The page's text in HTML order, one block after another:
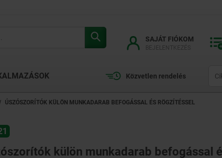
SAJÁT FIÓKOM
Közvetlen rendelés
ÚSZÓSZORÍTÓK KÜLÖN MUNKADARAB BEFOGÁSSAL ÉS RÖGZÍTÉSSEL
külön munkadarab befogással